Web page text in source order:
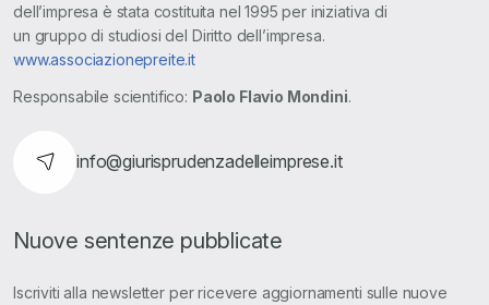
dell’impresa è stata costituita nel 1995 per iniziativa di
un gruppo di studiosi del Diritto dell’impresa.
www.associazionepreite.it
Responsabile scientifico: Paolo Flavio Mondini.
info@giurisprudenzadelleimprese.it
Nuove sentenze pubblicate
Iscriviti alla newsletter per ricevere aggiornamenti sulle nuove